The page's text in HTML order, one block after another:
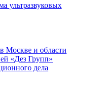
ультразвуковых
Москве и области
«Дез Групп»
дела